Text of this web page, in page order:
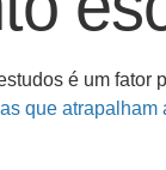
é um fator
que